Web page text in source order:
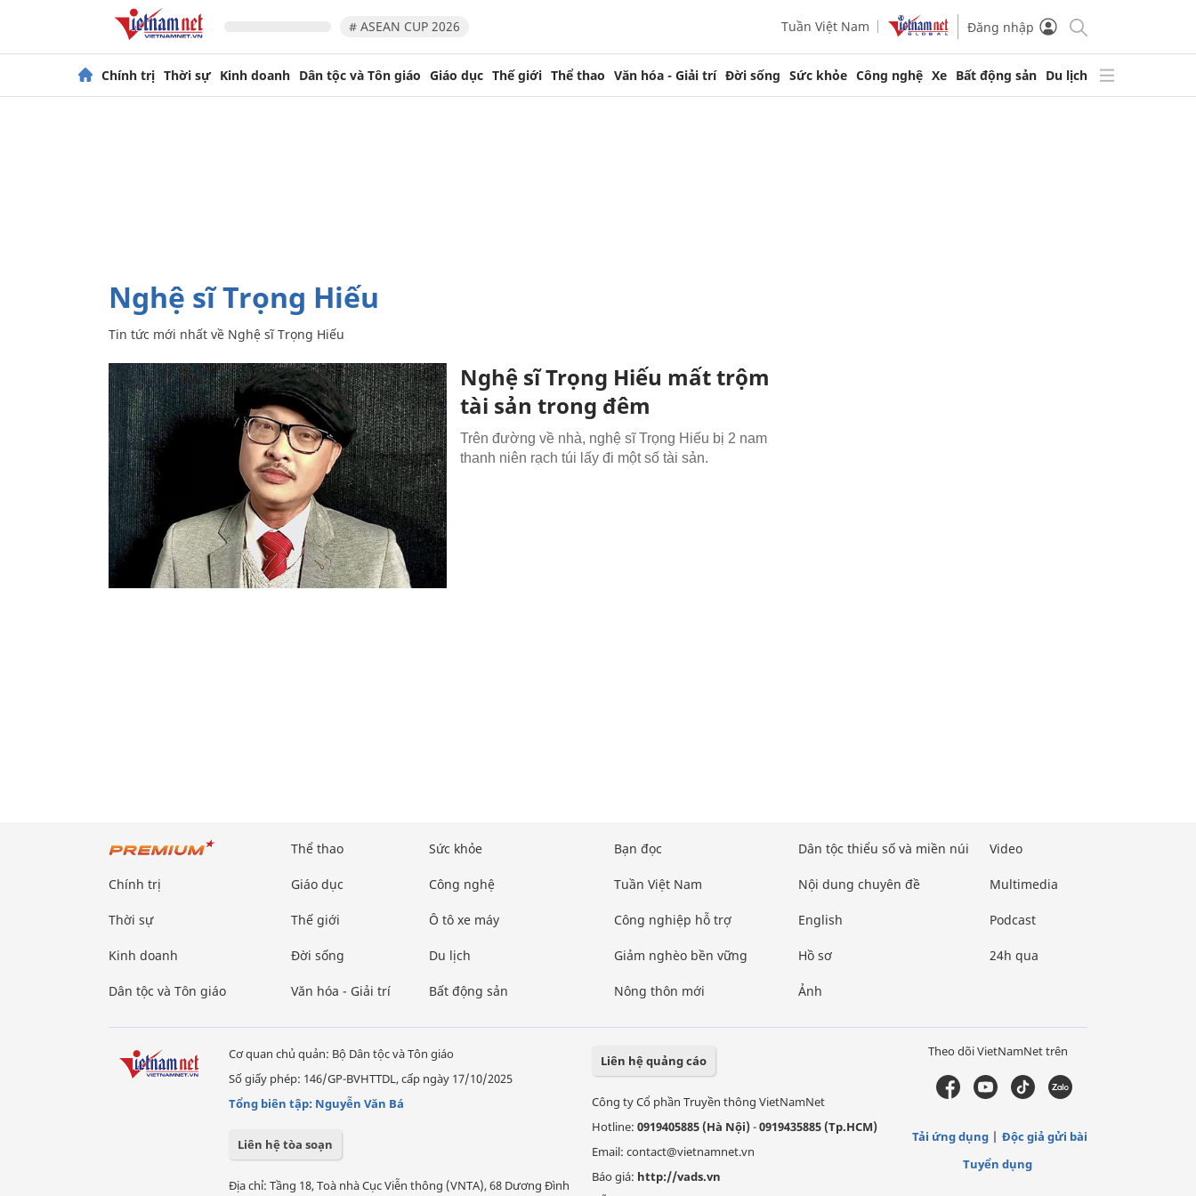
# ASEAN CUP 2026 Tuần Việt Nam Đăng nhập
Chính trị Thời sự Kinh doanh Dân tộc và Tôn giáo Giáo dục Thế giới Thể thao Văn hóa - Giải trí Đời sống Sức khỏe Công nghệ Xe Bất động sản Du lịch
Nghệ sĩ Trọng Hiếu
Tin tức mới nhất về Nghệ sĩ Trọng Hiếu
Nghệ sĩ Trọng Hiếu mất trộm
tài sản trong đêm
Trên đường về nhà, nghệ sĩ Trọng Hiếu bị 2 nam
thanh niên rạch túi lấy đi một số tài sản.
Chính trị
Thời sự
Kinh doanh
Dân tộc và Tôn giáo
Thể thao
Giáo dục
Thế giới
Đời sống
Văn hóa - Giải trí
Sức khỏe
Công nghệ
Ô tô xe máy
Du lịch
Bất động sản
Bạn đọc
Tuần Việt Nam
Công nghiệp hỗ trợ
Giảm nghèo bền vững
Nông thôn mới
Dân tộc thiểu số và miền núi
Nội dung chuyên đề
English
Hồ sơ
Ảnh
Video
Multimedia
Podcast
24h qua
Cơ quan chủ quản: Bộ Dân tộc và Tôn giáo
Số giấy phép: 146/GP-BVHTTDL, cấp ngày 17/10/2025
Tổng biên tập: Nguyễn Văn Bá
Liên hệ tòa soạn
Địa chỉ: Tầng 18, Toà nhà Cục Viễn thông (VNTA), 68 Dương Đình
Liên hệ quảng cáo
Công ty Cổ phần Truyền thông VietNamNet
Hotline: 0919405885 (Hà Nội)-0919435885 (Tp.HCM)
Email: contact@vietnamnet.vn
Báo giá: http://vads.vn
Theo dõi VietNamNet trên
Tải ứng dụng
Độc giả gửi bài
Tuyển dụng